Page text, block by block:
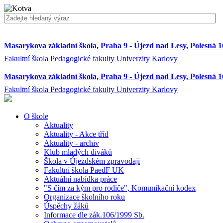
Masarykova základní škola, Praha 9 - Újezd nad Lesy, Polesná
Fakultní škola Pedagogické fakulty Univerzity Karlovy
Masarykova základní škola, Praha 9 - Újezd nad Lesy, Polesná
Fakultní škola Pedagogické fakulty Univerzity Karlovy
O škole
Aktuality
Aktuality - Akce tříd
Aktuality - archiv
Klub mladých diváků
Škola v Újezdském zpravodaji
Fakultní škola PaedF UK
Aktuální nabídka práce
"S čím za kým pro rodiče", Komunikační kodex
Organizace školního roku
Úspěchy žáků
Informace dle zák.106/1999 Sb.